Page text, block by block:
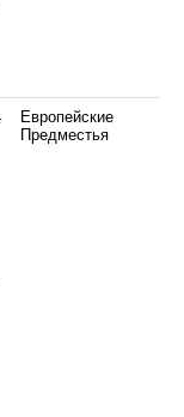
Европейские
Предместья